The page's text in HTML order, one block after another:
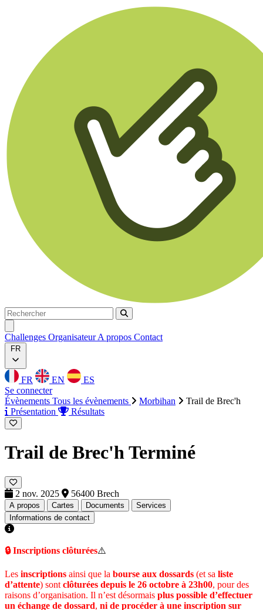
Rechercher
Rechercher
Challenges OrganisateurA propos Contact
FR
FR EN
ES
Se connecter
Évènements Tous les évènements Morbihan
Trail de Brec'h
Présentation
Résultats
Trail de Brec'hTerminé
2 nov. 2025 56400 Brech
A propos Cartes Documents
Services
Informations de contact
🔒 Inscriptions clôturées⚠️
Les inscriptions ainsi que la bourse aux dossards (et sa liste
d’attente) sont clôturées depuis le 26 octobre à 23h00, pour des
raisons d’organisation. Il n’est désormais plus possible d’effectuer
un échange de dossard, ni de procéder à une inscription sur